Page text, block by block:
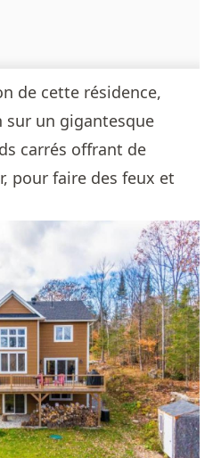
de cette résidence,
sur un gigantesque
carrés offrant de
pour faire des feux et